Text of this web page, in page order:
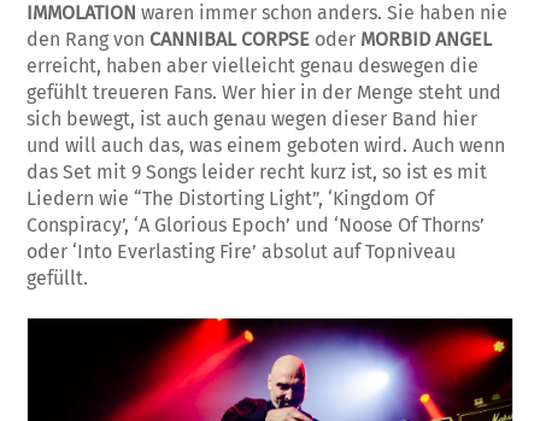
IMMOLATION waren immer schon anders. Sie haben nie
den Rang von CANNIBAL CORPSE oder MORBID ANGEL
erreicht, haben aber vielleicht genau deswegen die
gefühlt treueren Fans. Wer hier in der Menge steht und
sich bewegt, ist auch genau wegen dieser Band hier
und will auch das, was einem geboten wird. Auch wenn
das Set mit 9 Songs leider recht kurz ist, so ist es mit
Liedern wie “The Distorting Light”, ‘Kingdom Of
Conspiracy’, ‘A Glorious Epoch’ und ‘Noose Of Thorns’
oder ‘Into Everlasting Fire’ absolut auf Topniveau
gefüllt.